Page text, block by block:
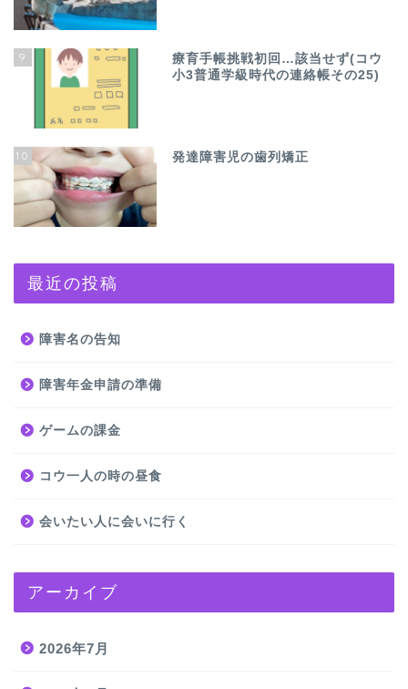
9
療育手帳挑戦初回…該当せず(コウ
小3普通学級時代の連絡帳その25)
10 発達障害児の歯列矯正
最近の投稿
障害名の告知
障害年金申請の準備
ゲームの課金
コウ一人の時の昼食
会いたい人に会いに行く
アーカイブ
2026年7月